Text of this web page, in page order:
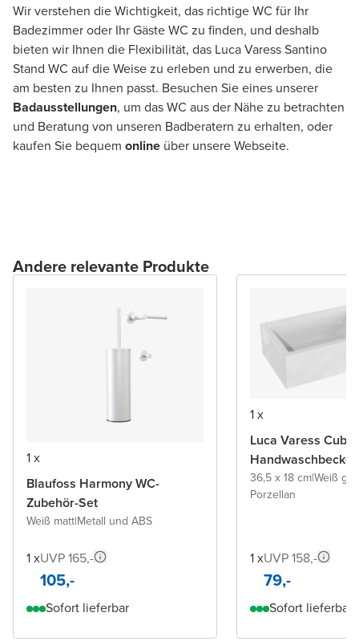
Wir verstehen die Wichtigkeit, das richtige WC für Ihr
Badezimmer oder Ihr Gäste WC zu finden, und deshalb
bieten wir Ihnen die Flexibilität, das Luca Varess Santino
Stand WC auf die Weise zu erleben und zu erwerben, die
am besten zu Ihnen passt. Besuchen Sie eines unserer
Badausstellungen, um das WC aus der Nähe zu betrachten
und Beratung von unseren Badberatern zu erhalten, oder
kaufen Sie bequem online über unsere Webseite.
Andere relevante Produkte
1 x
Blaufoss Harmony WC-
Zubehör-Set
Weiß matt|Metall und ABS
1 xUVP 165,-
105,-
Sofort lieferbar
1 x
Luca Varess Cubic
Handwaschbecken
36,5 x 18 cm|Weiß
Porzellan
1 xUVP 158,-
79,-
Sofort lieferbar